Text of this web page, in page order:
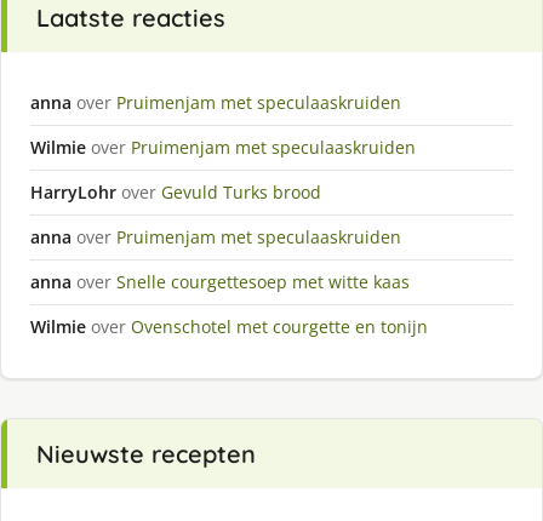
Laatste reacties
anna over Pruimenjam met speculaaskruiden
Wilmie over Pruimenjam met speculaaskruiden
HarryLohr over Gevuld Turks brood
anna over Pruimenjam met speculaaskruiden
anna over Snelle courgettesoep met witte kaas
Wilmie over Ovenschotel met courgette en tonijn
Nieuwste recepten